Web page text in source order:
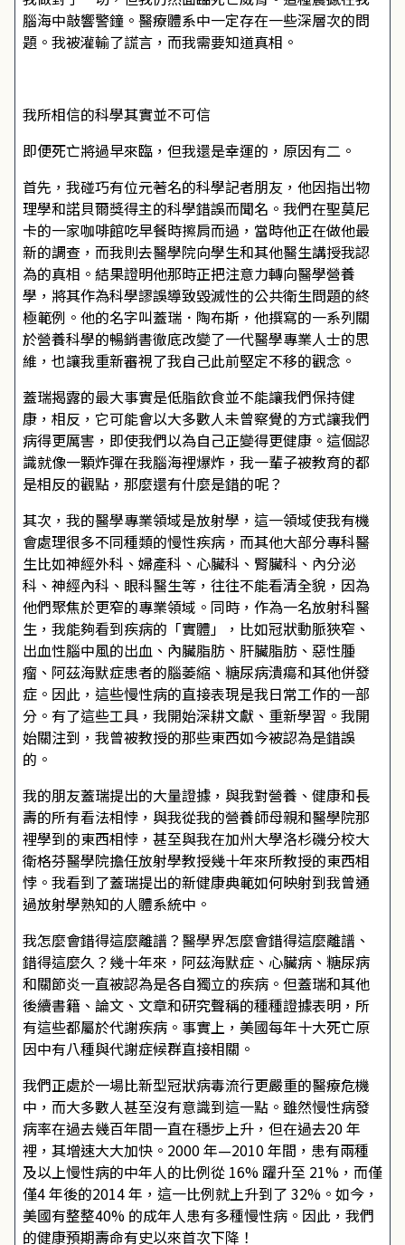
腦海中敲響警鐘。醫療體系中一定存在一些深層次的問
題。我被灌輸了謊言，而我需要知道真相。
我所相信的科學其實並不可信
即便死亡將過早來臨，但我還是幸運的，原因有二。
首先，我碰巧有位元著名的科學記者朋友，他因指出物
理學和諾貝爾獎得主的科學錯誤而聞名。我們在聖莫尼
卡的一家咖啡館吃早餐時擦肩而過，當時他正在做他最
新的調查，而我則去醫學院向學生和其他醫生講授我認
為的真相。結果證明他那時正把注意力轉向醫學營養
學，將其作為科學謬誤導致毀滅性的公共衛生問題的終
極範例。他的名字叫蓋瑞．陶布斯，他撰寫的一系列關
於營養科學的暢銷書徹底改變了一代醫學專業人士的思
維，也讓我重新審視了我自己此前堅定不移的觀念。
蓋瑞揭露的最大事實是低脂飲食並不能讓我們保持健
康，相反，它可能會以大多數人未曾察覺的方式讓我們
病得更厲害，即使我們以為自己正變得更健康。這個認
識就像一顆炸彈在我腦海裡爆炸，我一輩子被教育的都
是相反的觀點，那麼還有什麼是錯的呢？
其次，我的醫學專業領域是放射學，這一領域使我有機
會處理很多不同種類的慢性疾病，而其他大部分專科醫
生比如神經外科、婦產科、心臟科、腎臟科、內分泌
科、神經內科、眼科醫生等，往往不能看清全貌，因為
他們聚焦於更窄的專業領域。同時，作為一名放射科醫
生，我能夠看到疾病的「實體」，比如冠狀動脈狹窄、
出血性腦中風的出血、內臟脂肪、肝臟脂肪、惡性腫
瘤、阿茲海默症患者的腦萎縮、糖尿病潰瘍和其他併發
症。因此，這些慢性病的直接表現是我日常工作的一部
分。有了這些工具，我開始深耕文獻、重新學習。我開
始關注到，我曾被教授的那些東西如今被認為是錯誤
的。
我的朋友蓋瑞提出的大量證據，與我對營養、健康和長
壽的所有看法相悖，與我從我的營養師母親和醫學院那
裡學到的東西相悖，甚至與我在加州大學洛杉磯分校大
衛格芬醫學院擔任放射學教授幾十年來所教授的東西相
悖。我看到了蓋瑞提出的新健康典範如何映射到我曾通
過放射學熟知的人體系統中。
我怎麼會錯得這麼離譜？醫學界怎麼會錯得這麼離譜、
錯得這麼久？幾十年來，阿茲海默症、心臟病、糖尿病
和關節炎一直被認為是各自獨立的疾病。但蓋瑞和其他
後續書籍、論文、文章和研究聲稱的種種證據表明，所
有這些都屬於代謝疾病。事實上，美國每年十大死亡原
因中有八種與代謝症候群直接相關。
我們正處於一場比新型冠狀病毒流行更嚴重的醫療危機
中，而大多數人甚至沒有意識到這一點。雖然慢性病發
病率在過去幾百年間一直在穩步上升，但在過去20 年
裡，其增速大大加快。2000 年—2010 年間，患有兩種
及以上慢性病的中年人的比例從 16% 躍升至 21%，而僅
僅4 年後的2014 年，這一比例就上升到了 32%。如今，
美國有整整40% 的成年人患有多種慢性病。因此，我們
的健康預期壽命有史以來首次下降！